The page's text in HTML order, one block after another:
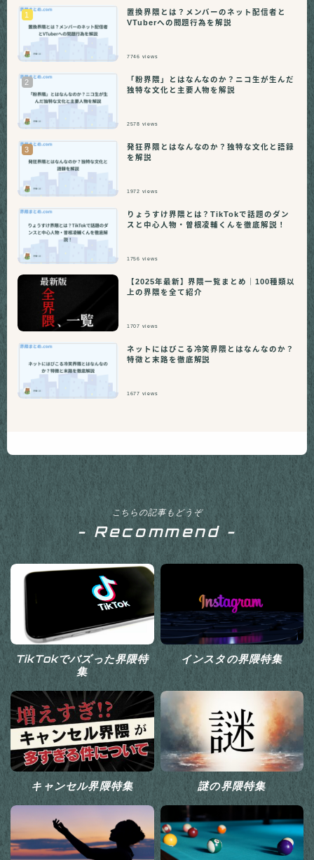
置換界隈とは？メンバーのネット配信者と
VTuberへの問題行為を解説
7746 views
「粉界隈」とはなんなのか？ニコ生が生んだ
独特な文化と主要人物を解説
2578 views
発狂界隈とはなんなのか？独特な文化と語録
を解説
1972 views
りょうすけ界隈とは？TikTokで話題のダン
スと中心人物・曽根凌輔くんを徹底解説！
1756 views
【2025年最新】界隈一覧まとめ｜100種類以
上の界隈を全て紹介
1707 views
ネットにはびこる冷笑界隈とはなんなのか？
特徴と末路を徹底解説
1677 views
こちらの記事もどうぞ
- Recommend -
TikTokでバズった界隈特
集
インスタの界隈特集
キャンセル界隈特集 謎の界隈特集